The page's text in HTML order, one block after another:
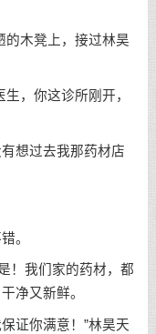
的木凳上，接过林昊
，你这诊所刚开，
想过去我那药材店
。
！我们家的药材，都
净又新鲜。
证你满意！”林昊天